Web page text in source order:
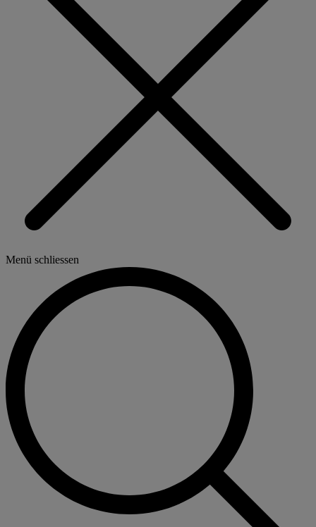
Menü schliessen